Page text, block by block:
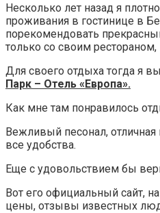
Несколько лет назад я
проживания в гостинице в
порекомендовать
только со своим
Для своего отдыха тогда я
Парк – Отель «Европа».
Как мне там понравилось
Вежливый песонал, отличная
все удобства.
Еще с удовольствием бы
Вот его официальный сайт,
цены, отзывы известных